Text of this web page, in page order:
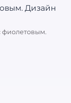
фиолетовым.